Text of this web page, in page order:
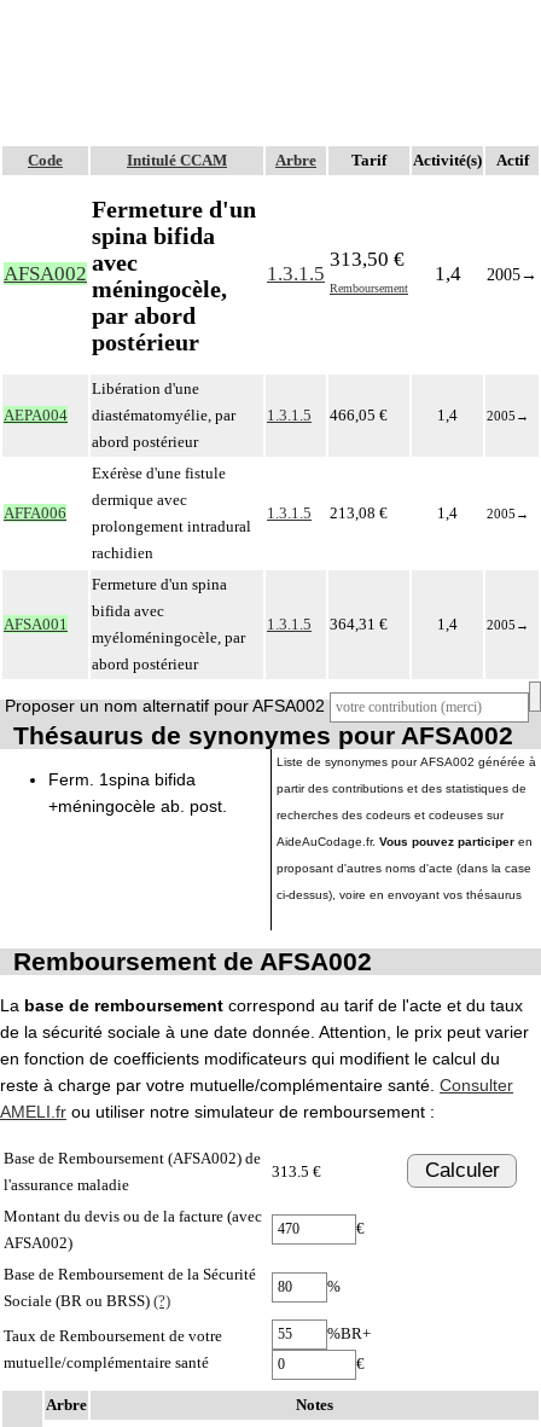
Code Intitulé CCAM Arbre Tarif Activité(s) Actif
AFSA002
Fermeture d'un
spina bifida
avec
méningocèle,
par abord
postérieur
1.3.1.5
313,50 €
Remboursement
1,4 2005→
AEPA004
Libération d'une
diastématomyélie, par
abord postérieur
1.3.1.5 466,05 € 1,4 2005 →
AFFA006
Exérèse d'une fistule
dermique avec
prolongement intradural
rachidien
1.3.1.5 213,08 € 1,4 2005 →
AFSA001
Fermeture d'un spina
bifida avec
myéloméningocèle, par
abord postérieur
1.3.1.5 364,31 € 1,4 2005 →
Proposer un nom alternatif pour AFSA002
Thésaurus de synonymes pour AFSA002
Ferm. 1spina bifida
+méningocèle ab. post.
Liste de synonymes pour AFSA002 générée à
partir des contributions et des statistiques de
recherches des codeurs et codeuses sur
AideAuCodage.fr. Vous pouvez participer en
proposant d'autres noms d'acte (dans la case
ci-dessus), voire en envoyant vos thésaurus
Remboursement de AFSA002
La base de remboursement correspond au tarif de l'acte et du taux
de la sécurité sociale à une date donnée. Attention, le prix peut varier
en fonction de coefficients modificateurs qui modifient le calcul du
reste à charge par votre mutuelle/complémentaire santé. Consulter
AMELI.fr ou utiliser notre simulateur de remboursement :
Base de Remboursement (AFSA002) de
l'assurance maladie
313.5 € Calculer
Montant du devis ou de la facture (avec
AFSA002)
€
Base de Remboursement de la Sécurité
Sociale (BR ou BRSS) (?)
%
Taux de Remboursement de votre
mutuelle/complémentaire santé
%BR+
€
Arbre Notes